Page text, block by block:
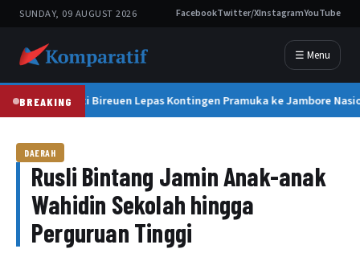
SUNDAY, 09 AUGUST 2026 FacebookTwitter/XInstagramYouTube
☰ Menu
BREAKINGBupati Bireuen Lepas Kontingen Pramuka ke Jambore
DAERAH
Rusli Bintang Jamin Anak-anak
Wahidin Sekolah hingga
Perguruan Tinggi